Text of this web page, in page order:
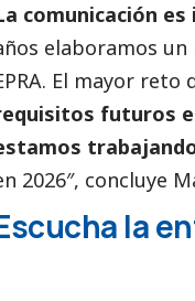
comunicación
elaboramos
El mayor
futuros
2026″, concluye
la